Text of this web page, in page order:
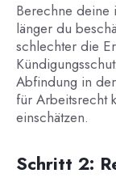
Berechne deine
länger du
schlechter die
Abfindung in
für Arbeitsrecht
einschätzen.
Schritt 2: